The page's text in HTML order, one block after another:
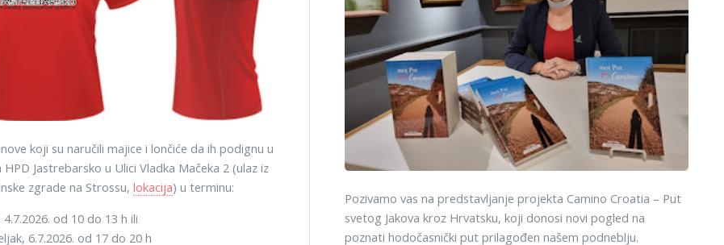
koji su naručili majice i lončiće da ih podignu u
Jastrebarsko u Ulici Vladka Mačeka 2 (ulaz iz
zgrade na Strossu, lokacija) u terminu:
od 10 do 13 h ili
6.7.2026. od 17 do 20 h
Pozivamo vas na predstavljanje projekta Camino Croatia – Put
svetog Jakova kroz Hrvatsku, koji donosi novi pogled na
poznati hodočasnički put prilagođen našem podneblju.